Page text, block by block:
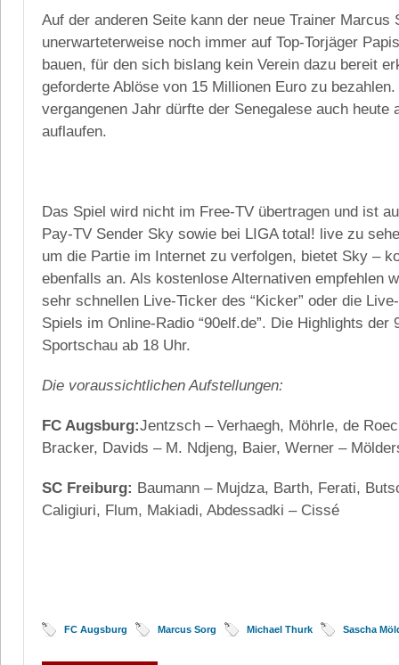
Auf der anderen Seite kann der neue Trainer Marcus
unerwarteterweise noch immer auf Top-Torjäger
bauen, für den sich bislang kein Verein dazu bereit
geforderte Ablöse von 15 Millionen Euro zu
vergangenen Jahr dürfte der Senegalese auch heute
auflaufen.
Das Spiel wird nicht im Free-TV übertragen und ist
Pay-TV Sender Sky sowie bei LIGA total! live zu
um die Partie im Internet zu verfolgen, bietet Sky –
ebenfalls an. Als kostenlose Alternativen empfehlen
sehr schnellen Live-Ticker des “Kicker” oder die
Spiels im Online-Radio “90elf.de”. Die Highlights der
Sportschau ab 18 Uhr.
Die voraussichtlichen Aufstellungen:
FC Augsburg:Jentzsch – Verhaegh, Möhrle, de
Bracker, Davids – M. Ndjeng, Baier, Werner –
SC Freiburg: Baumann – Mujdza, Barth, Ferati,
Caligiuri, Flum, Makiadi, Abdessadki – Cissé
FC Augsburg Marcus Sorg Michael Thurk Sascha